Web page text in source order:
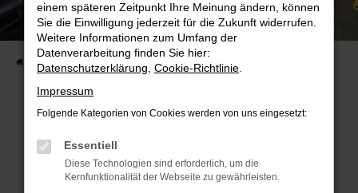
Unser Fahrzeugbestand vor Ort
Entdecken Sie unsere sofort verfügbaren
Fahrzeugangebote
Fehler: Network Error
Beim Laden ist ein Fehler aufgetreten.
Hier sind ein paar Tipps, die dir helfen können:
einem späteren Zeitpunkt Ihre Meinung ändern, können
Sie die Einwilligung jederzeit für die Zukunft widerrufen.
Weitere Informationen zum Umfang der
Datenverarbeitung finden Sie hier:
Datenschutzerklärung Cookie-Richtlinie
Impressum
Folgende Kategorien von Cookies werden von uns eingesetzt:
Essentiell
Diese Technologien sind erforderlich, um die
Kernfunktionalität der Webseite zu gewährleisten.